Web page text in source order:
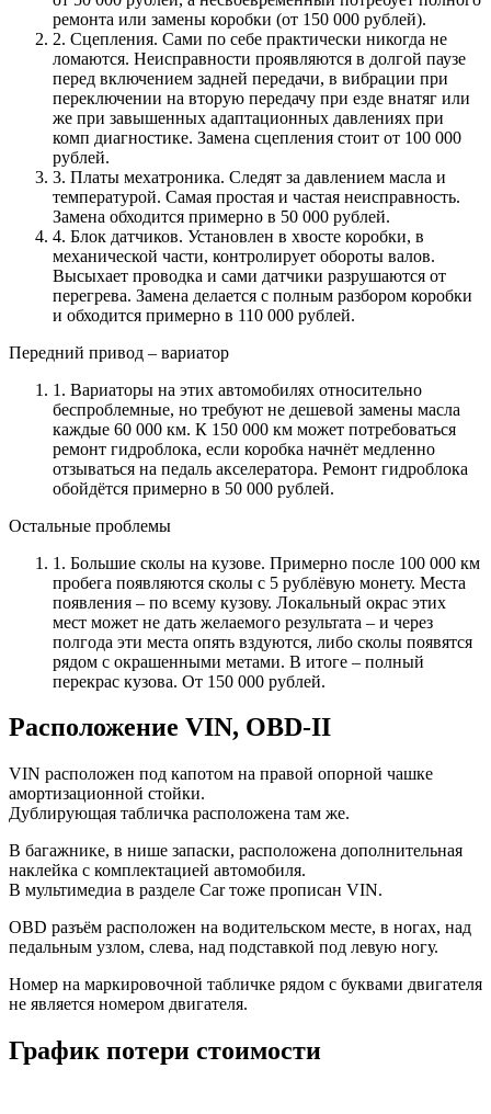
ремонта или замены коробки (от 150 000 рублей).
2. Сцепления. Сами по себе практически никогда не
ломаются. Неисправности проявляются в долгой паузе
перед включением задней передачи, в вибрации при
переключении на вторую передачу при езде внатяг или
же при завышенных адаптационных давлениях при
комп диагностике. Замена сцепления стоит от 100 000
рублей.
3. Платы мехатроника. Следят за давлением масла и
температурой. Самая простая и частая неисправность.
Замена обходится примерно в 50 000 рублей.
4. Блок датчиков. Установлен в хвосте коробки, в
механической части, контролирует обороты валов.
Высыхает проводка и сами датчики разрушаются от
перегрева. Замена делается с полным разбором коробки
и обходится примерно в 110 000 рублей.
Передний привод – вариатор
1. Вариаторы на этих автомобилях относительно
беспроблемные, но требуют не дешевой замены масла
каждые 60 000 км. К 150 000 км может потребоваться
ремонт гидроблока, если коробка начнёт медленно
отзываться на педаль акселератора. Ремонт гидроблока
обойдётся примерно в 50 000 рублей.
Остальные проблемы
1. Большие сколы на кузове. Примерно после 100 000 км
пробега появляются сколы с 5 рублёвую монету. Места
появления – по всему кузову. Локальный окрас этих
мест может не дать желаемого результата – и через
полгода эти места опять вздуются, либо сколы появятся
рядом с окрашенными метами. В итоге – полный
перекрас кузова. От 150 000 рублей.
Расположение VIN, OBD-II
VIN расположен под капотом на правой опорной чашке
амортизационной стойки.
Дублирующая табличка расположена там же.
В багажнике, в нише запаски, расположена дополнительная
наклейка с комплектацией автомобиля.
В мультимедиа в разделе Car тоже прописан VIN.
OBD разъём расположен на водительском месте, в ногах, над
педальным узлом, слева, над подставкой под левую ногу.
Номер на маркировочной табличке рядом с буквами двигателя
не является номером двигателя.
График потери стоимости